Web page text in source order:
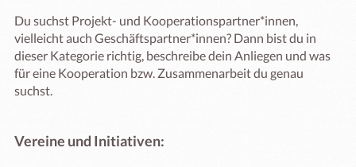
Du suchst Projekt- und Kooperationspartner*innen,
vielleicht auch Geschäftspartner*innen? Dann bist du in
dieser Kategorie richtig, beschreibe dein Anliegen und was
für eine Kooperation bzw. Zusammenarbeit du genau
suchst.
Vereine und Initiativen: